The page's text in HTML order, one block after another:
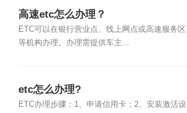
高速etc怎么办理？
ETC可以在银行营业点、线上网点或高速服务区
等机构办理。办理需提供车主...
etc怎么办理?
ETC办理步骤：1、申请信用卡；2、安装激活设